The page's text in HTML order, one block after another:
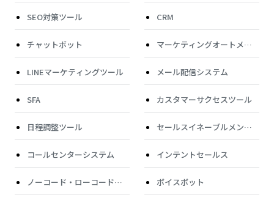
SEO対策ツール CRM
チャットボット マーケティングオートメー
ション（MA）
LINEマーケティングツール メール配信システム
SFA カスタマーサクセスツール
日程調整ツール セールスイネーブルメント
ツール
コールセンターシステム インテントセールス
ノーコード・ローコードツ ボイスボット